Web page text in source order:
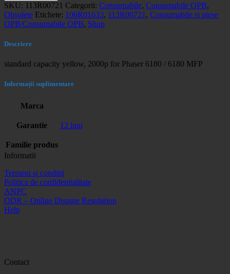
SKU: 113R00721 Categorii: Consumabile, Consumabile OPB,
Obsolete Etichete: 106R01633, 113R00721 , Consumabile si piese
OPB/Consumabile OPB, Shop
Descriere
standard capacity yellow, 2000p for Phaser 6180 / 6180 MFP
Informații suplimentare
Marca
Garantie 12 luni
Familie produs
Informatii
Termeni si conditii
Politica de confidentialitate
ANPC
ODR – Online Dispute Resolution
Help
Contact